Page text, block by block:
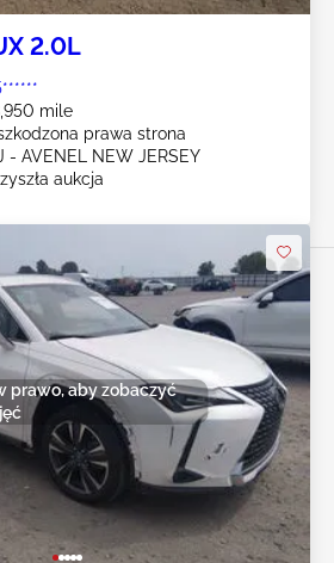
2.0L
mile
prawa strona
- AVENEL NEW JERSEY
aukcja
prawo, aby zobaczyć